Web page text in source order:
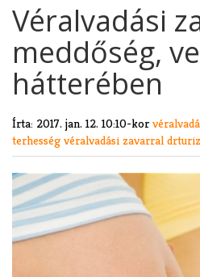
Véralvadási
meddőség,
hátterében
Írta: 2017. jan. 12. 10:10-kor
terhesség véralvadási zavarral